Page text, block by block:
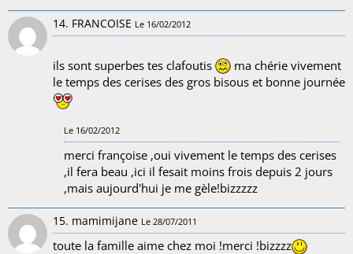
14. FRANCOISE Le 16/02/2012
ils sont superbes tes clafoutis
ma chérie vivement
le temps des cerises des gros bisous et bonne journée
Le 16/02/2012
merci françoise ,oui vivement le temps des cerises
,il fera beau ,ici il fesait moins frois depuis 2 jours
,mais aujourd'hui je me gèle!bizzzzz
15. mamimijane Le 28/07/2011
toute la famille aime chez moi !merci !bizzzz